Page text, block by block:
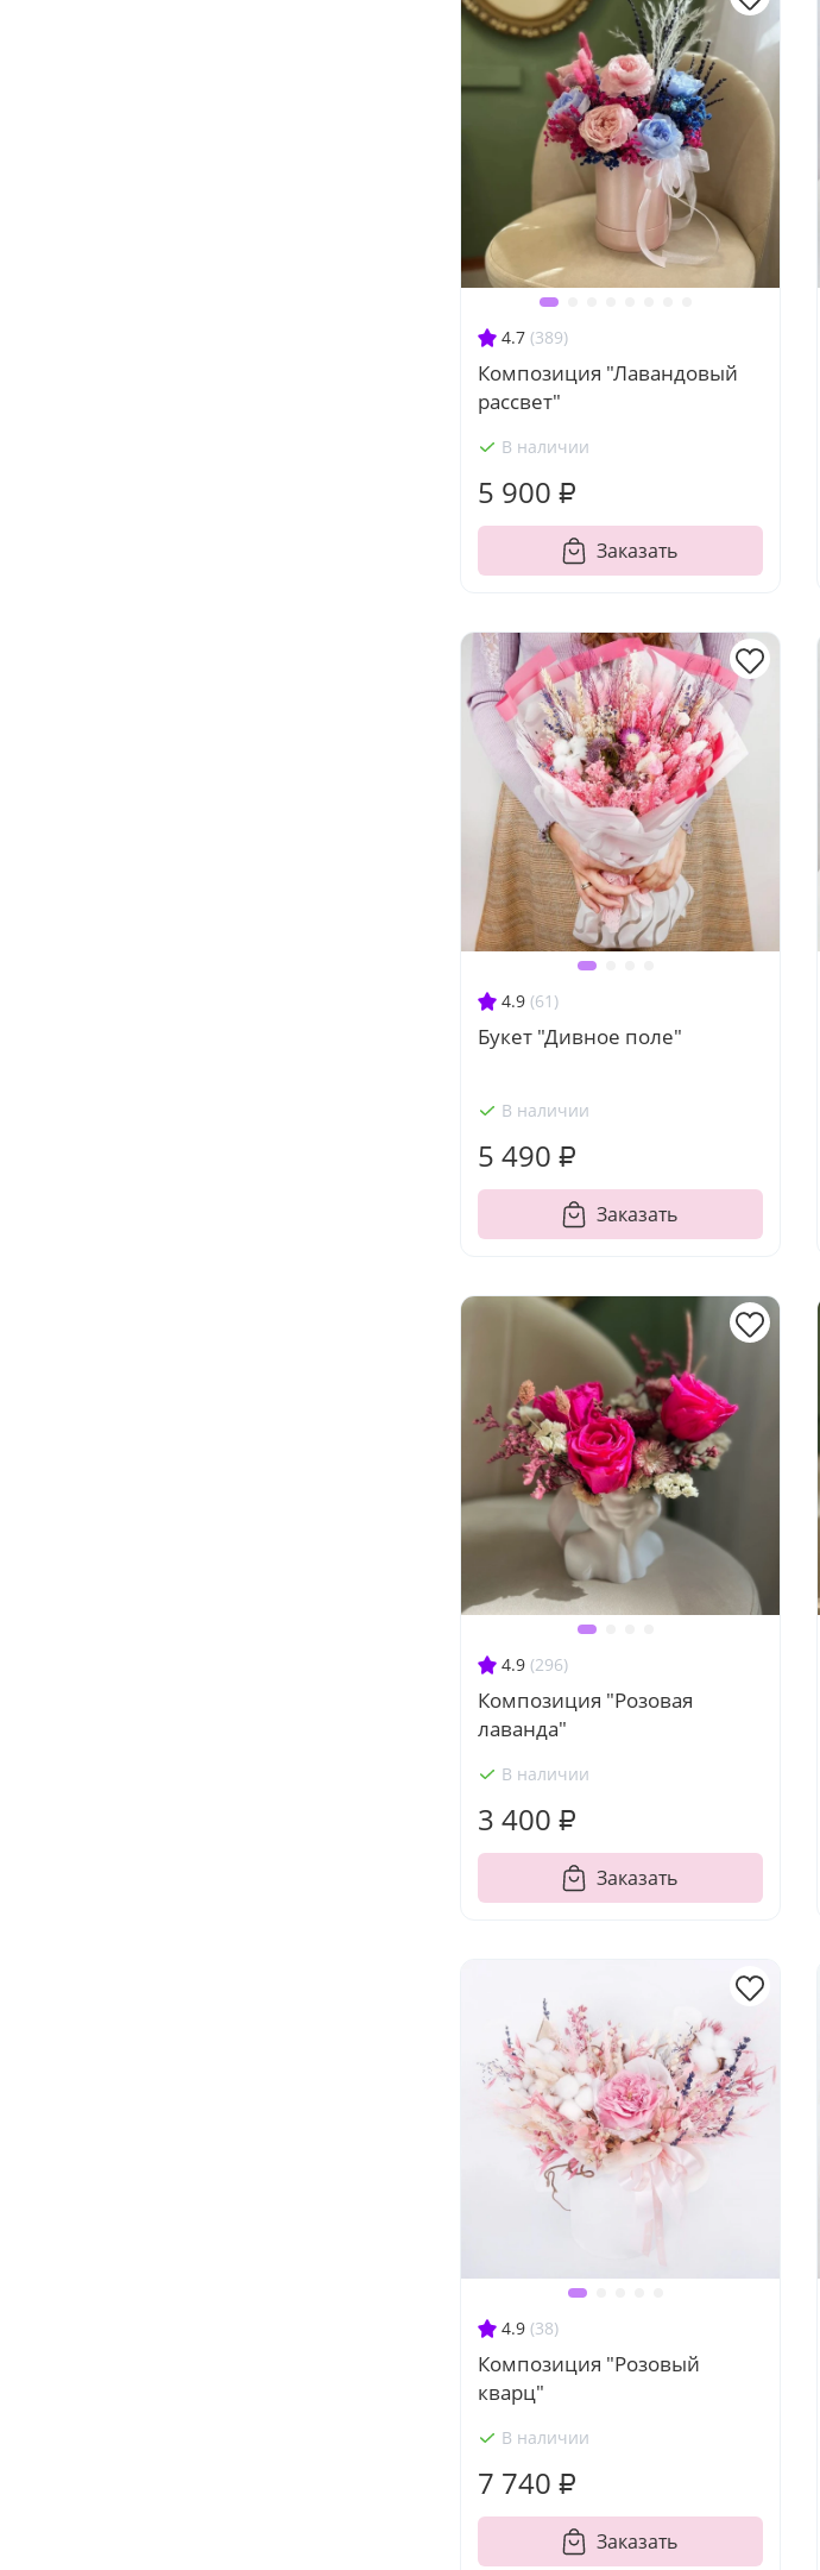
4.7 (389)
Композиция "Лавандовый
рассвет"
В наличии
5 900 ₽
Заказать
4.9 (61)
Букет "Дивное поле"
В наличии
5 490 ₽
Заказать
4.9 (296)
Композиция "Розовая
лаванда"
В наличии
3 400 ₽
Заказать
4.9 (38)
Композиция "Розовый
кварц"
В наличии
7 740 ₽
Заказать